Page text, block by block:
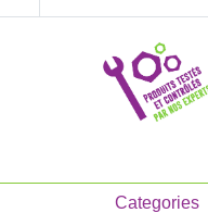
Categories